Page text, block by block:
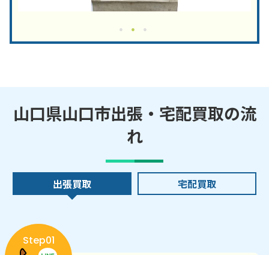
山口県山口市出張・宅配買取の流
れ
出張買取 宅配買取
Step01